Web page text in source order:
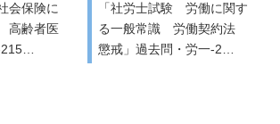
会保険に
高齢者医
215…
「社労士試験 労働に関す
る一般常識 労働契約法
懲戒」過去問・労一-2…